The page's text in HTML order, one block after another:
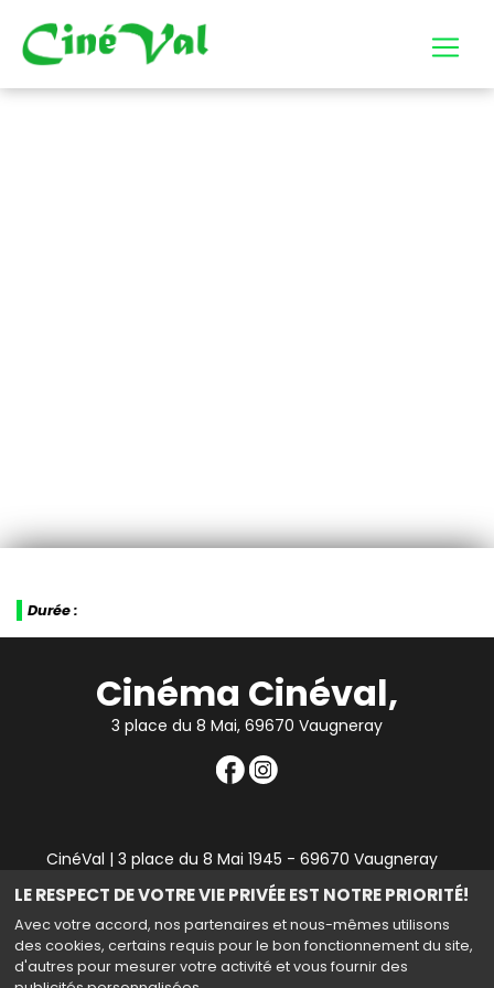
LE RESPECT DE VOTRE VIE PRIVÉE EST NOTRE PRIORITÉ!
Avec votre accord, nos partenaires et nous-mêmes utilisons
des cookies, certains requis pour le bon fonctionnement du site,
d'autres pour mesurer votre activité et vous fournir des
Durée :
Cinéma Cinéval,
3 place du 8 Mai, 69670 Vaugneray
CinéVal | 3 place du 8 Mai 1945 - 69670 Vaugneray
|Mentions légales|Contact|RGPD| Tel : 04 78 45 94